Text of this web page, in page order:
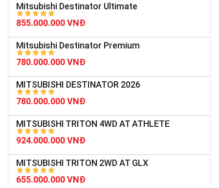
Mitsubishi Destinator Ultimate
855.000.000 VNĐ
Mitsubishi Destinator Premium
780.000.000 VNĐ
MITSUBISHI DESTINATOR 2026
780.000.000 VNĐ
MITSUBISHI TRITON 4WD AT ATHLETE
924.000.000 VNĐ
MITSUBISHI TRITON 2WD AT GLX
655.000.000 VNĐ